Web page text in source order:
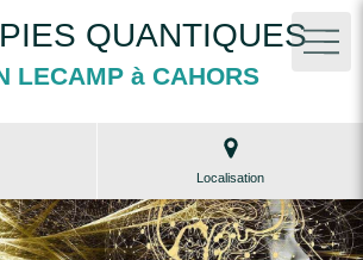
QUANTIQUES
LECAMP à CAHORS
Localisation